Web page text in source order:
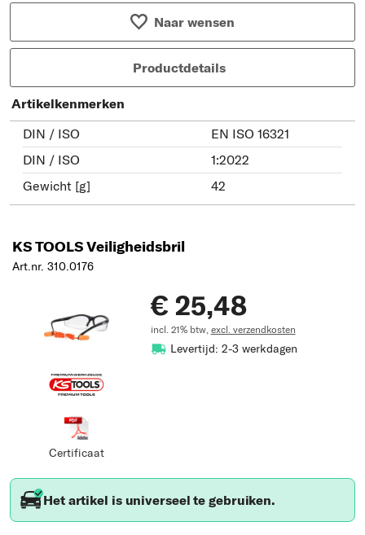
Naar wensen
Productdetails
Artikelkenmerken
DIN / ISO
EN ISO 16321
DIN / ISO
1:2022
Gewicht [g]
42
KS TOOLS Veiligheidsbril
Art.nr. 310.0176
Certificaat
€ 25,48
incl. 21% btw, excl. verzendkosten
Levertijd: 2-3 werkdagen
Het artikel is universeel te gebruiken.